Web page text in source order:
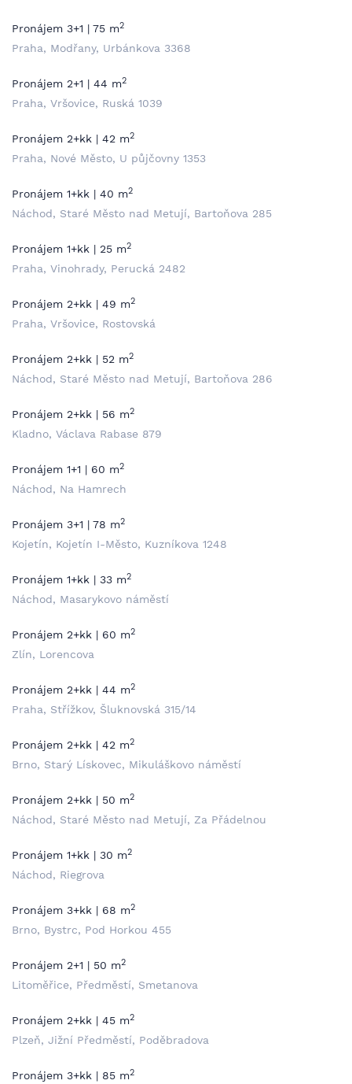
Pronájem 3+1 | 75 m2
Praha, Modřany, Urbánkova 3368
Pronájem 2+1 | 44 m2
Praha, Vršovice, Ruská 1039
Pronájem 2+kk | 42 m2
Praha, Nové Město, U půjčovny 1353
Pronájem 1+kk | 40 m2
Náchod, Staré Město nad Metují, Bartoňova 285
Pronájem 1+kk | 25 m2
Praha, Vinohrady, Perucká 2482
Pronájem 2+kk | 49 m2
Praha, Vršovice, Rostovská
Pronájem 2+kk | 52 m2
Náchod, Staré Město nad Metují, Bartoňova 286
Pronájem 2+kk | 56 m2
Kladno, Václava Rabase 879
Pronájem 1+1 | 60 m2
Náchod, Na Hamrech
Pronájem 3+1 | 78 m2
Kojetín, Kojetín I-Město, Kuzníkova 1248
Pronájem 1+kk | 33 m2
Náchod, Masarykovo náměstí
Pronájem 2+kk | 60 m2
Zlín, Lorencova
Pronájem 2+kk | 44 m2
Praha, Střížkov, Šluknovská 315/14
Pronájem 2+kk | 42 m2
Brno, Starý Lískovec, Mikuláškovo náměstí
Pronájem 2+kk | 50 m2
Náchod, Staré Město nad Metují, Za Přádelnou
Pronájem 1+kk | 30 m2
Náchod, Riegrova
Pronájem 3+kk | 68 m2
Brno, Bystrc, Pod Horkou 455
Pronájem 2+1 | 50 m2
Litoměřice, Předměstí, Smetanova
Pronájem 2+kk | 45 m2
Plzeň, Jižní Předměstí, Poděbradova
Pronájem 3+kk | 85 m2